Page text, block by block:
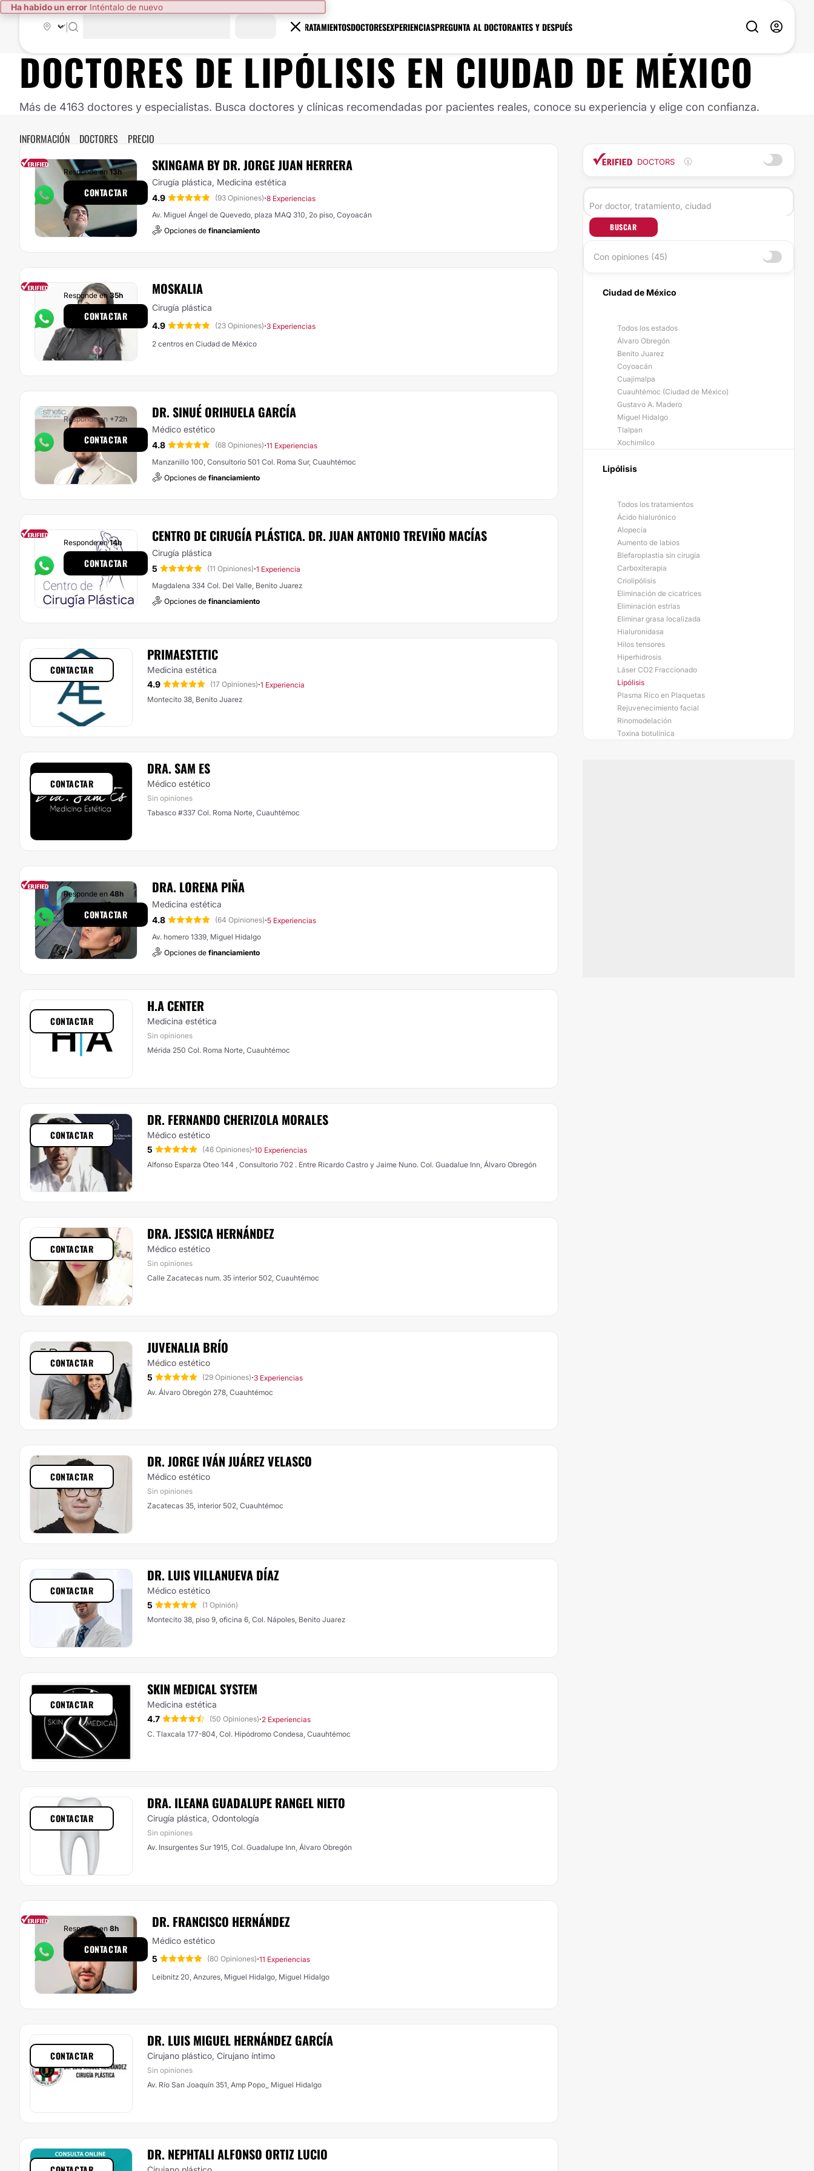
Ha habido un error Inténtalo de nuevo
TRATAMIENTOSDOCTORESEXPERIENCIASPREGUNTA AL DOCTORANTES Y DESPUÉS
DOCTORES DELIPÓLISISENCIUDAD DE MÉXICO
Más de 4163 doctores y especialistas. Busca doctores y clínicas recomendadas por pacientes reales, conoce su experiencia y elige con confianza.
INFORMACIÓN DOCTORES PRECIO
SKINGAMA BY DR. JORGE JUAN HERRERA
Cirugía plástica, Medicina estética
4.9
(93 Opiniones)·8 Experiencias
Av. Miguel Ángel de Quevedo, plaza MAQ 310, 2o piso, Coyoacán
Opciones de financiamiento
Responde en 13h
CONTACTAR
MOSKALIA
Cirugía plástica
4.9
(23 Opiniones)·3 Experiencias
2 centros en Ciudad de México
Responde en35h
CONTACTAR
DR. SINUÉ ORIHUELA GARCÍA
Médico estético
4.8
(68 Opiniones)·11 Experiencias
Manzanillo 100, Consultorio 501 Col. Roma Sur, Cuauhtémoc
Opciones de financiamiento
Responde en +72h
CONTACTAR
CENTRO DE CIRUGÍA PLÁSTICA. DR. JUAN ANTONIO TREVIÑO MACÍAS
Cirugía plástica
5
(11 Opiniones)·1 Experiencia
Magdalena 334 Col. Del Valle, Benito Juarez
Opciones de financiamiento
Responde en14h
CONTACTAR
PRIMAESTETIC
Medicina estética
4.9
(17 Opiniones)·1 Experiencia
Montecito 38, Benito Juarez
CONTACTAR
DRA. SAM ES
Médico estético
Sin opiniones
Tabasco #337 Col. Roma Norte, Cuauhtémoc
CONTACTAR
DRA. LORENA PIÑA
Medicina estética
4.8
(64 Opiniones)·5 Experiencias
Av. homero 1339, Miguel Hidalgo
Opciones de financiamiento
Responde en 48h
CONTACTAR
H.A CENTER
Medicina estética
Sin opiniones
Mérida 250 Col. Roma Norte, Cuauhtémoc
CONTACTAR
DR. FERNANDO CHERIZOLA MORALES
Médico estético
5
(46 Opiniones)·10 Experiencias
Alfonso Esparza Oteo 144 , Consultorio 702 . Entre Ricardo Castro y Jaime Nuno. Col. Guadalue Inn, Álvaro Obregón
CONTACTAR
DRA. JESSICA HERNÁNDEZ
Médico estético
Sin opiniones
Calle Zacatecas num. 35 interior 502, Cuauhtémoc
CONTACTAR
JUVENALIA BRÍO
Médico estético
5
(29 Opiniones)·3 Experiencias
Av. Álvaro Obregón 278, Cuauhtémoc
CONTACTAR
DR. JORGE IVÁN JUÁREZ VELASCO
Médico estético
Sin opiniones
Zacatecas 35, interior 502, Cuauhtémoc
CONTACTAR
DR. LUIS VILLANUEVA DÍAZ
Médico estético
5
(1 Opinión)
Montecito 38, piso 9, oficina 6, Col. Nápoles, Benito Juarez
CONTACTAR
SKIN MEDICAL SYSTEM
Medicina estética
4.7
(50 Opiniones)·2 Experiencias
C. Tlaxcala 177-804, Col. Hipódromo Condesa, Cuauhtémoc
CONTACTAR
DRA. ILEANA GUADALUPE RANGEL NIETO
Cirugía plástica, Odontología
Sin opiniones
Av. Insurgentes Sur 1915, Col. Guadalupe Inn, Álvaro Obregón
CONTACTAR
DR. FRANCISCO HERNÁNDEZ
Médico estético
5
(80 Opiniones)·11 Experiencias
Leibnitz 20, Anzures, Miguel Hidalgo, Miguel Hidalgo
Responde en 8h
CONTACTAR
DR. LUIS MIGUEL HERNÁNDEZ GARCÍA
Cirujano plástico, Cirujano íntimo
Sin opiniones
Av. Río San Joaquín 351, Amp Popo,, Miguel Hidalgo
CONTACTAR
DR. NEPHTALI ALFONSO ORTIZ LUCIO
DOCTORS
BUSCAR
Con opiniones (45)
Ciudad de México
Todos los estados
Álvaro Obregón
Benito Juarez
Coyoacán
Cuajimalpa
Cuauhtémoc (Ciudad de México)
Gustavo A. Madero
Miguel Hidalgo
Tlalpan
Xochimilco
Lipólisis
Todos los tratamientos
Ácido hialurónico
Alopecia
Aumento de labios
Blefaroplastia sin cirugía
Carboxiterapia
Criolipólisis
Eliminación de cicatrices
Eliminación estrías
Eliminar grasa localizada
Hialuronidasa
Hilos tensores
Hiperhidrosis
Láser CO2 Fraccionado
Lipólisis
Plasma Rico en Plaquetas
Rejuvenecimiento facial
Rinomodelación
Toxina botulínica